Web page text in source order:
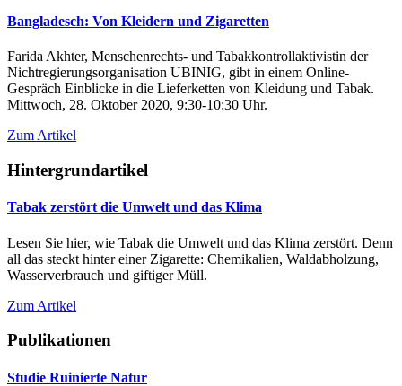
Bangladesch: Von Kleidern und Zigaretten
Farida Akhter, Menschenrechts- und Tabakkontrollaktivistin der
Nichtregierungsorganisation UBINIG, gibt in einem Online-
Gespräch Einblicke in die Lieferketten von Kleidung und Tabak.
Mittwoch, 28. Oktober 2020, 9:30-10:30 Uhr.
Zum Artikel
Hintergrundartikel
Tabak zerstört die Umwelt und das Klima
Lesen Sie hier, wie Tabak die Umwelt und das Klima zerstört. Denn
all das steckt hinter einer Zigarette: Chemikalien, Waldabholzung,
Wasserverbrauch und giftiger Müll.
Zum Artikel
Publikationen
Studie Ruinierte Natur